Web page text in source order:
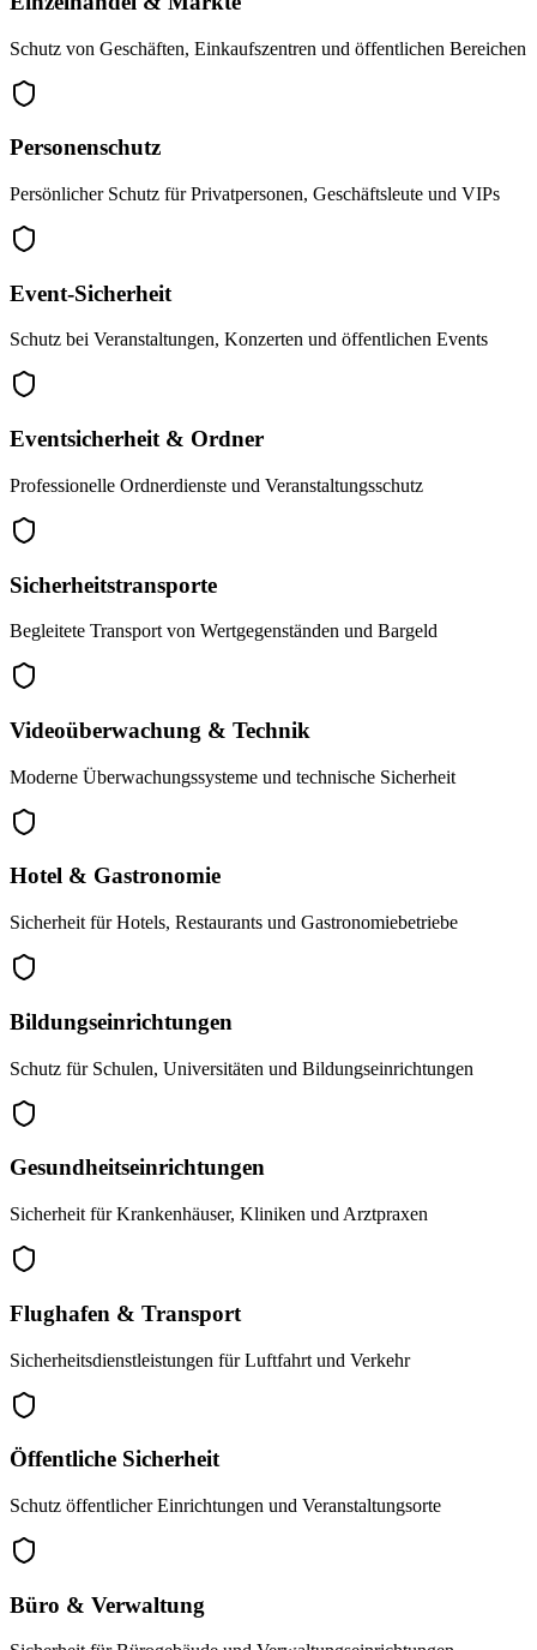
Schutz von Geschäften, Einkaufszentren und öffentlichen Bereichen
Personenschutz
Persönlicher Schutz für Privatpersonen, Geschäftsleute und VIPs
Event-Sicherheit
Schutz bei Veranstaltungen, Konzerten und öffentlichen Events
Eventsicherheit & Ordner
Professionelle Ordnerdienste und Veranstaltungsschutz
Sicherheitstransporte
Begleitete Transport von Wertgegenständen und Bargeld
Videoüberwachung & Technik
Moderne Überwachungssysteme und technische Sicherheit
Hotel & Gastronomie
Sicherheit für Hotels, Restaurants und Gastronomiebetriebe
Bildungseinrichtungen
Schutz für Schulen, Universitäten und Bildungseinrichtungen
Gesundheitseinrichtungen
Sicherheit für Krankenhäuser, Kliniken und Arztpraxen
Flughafen & Transport
Sicherheitsdienstleistungen für Luftfahrt und Verkehr
Öffentliche Sicherheit
Schutz öffentlicher Einrichtungen und Veranstaltungsorte
Büro & Verwaltung